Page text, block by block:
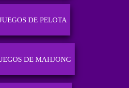
DE PELOTA
DE MAHJONG